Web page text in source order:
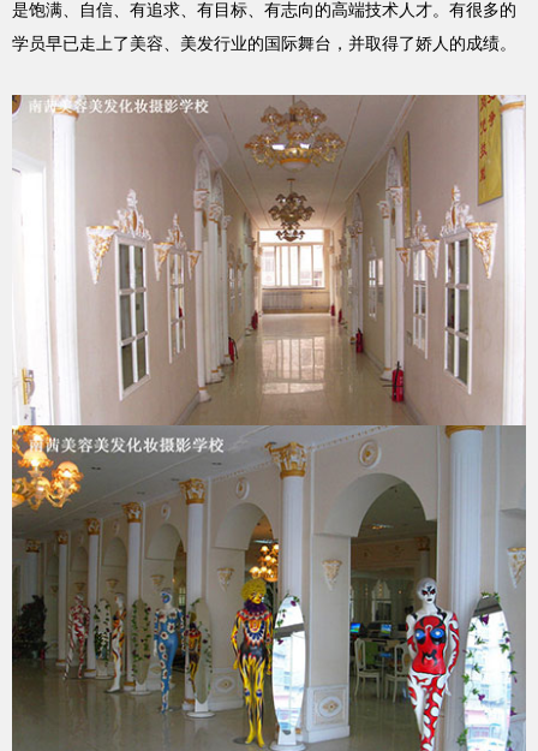
是饱满、自信、有追求、有目标、有志向的高端技术人才。有很多的
学员早已走上了美容、美发行业的国际舞台，并取得了娇人的成绩。